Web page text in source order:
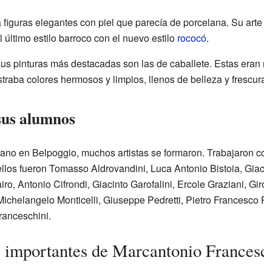
elegantes con piel que parecía de porcelana. Su
estilo barroco con el nuevo estilo rococó.
pinturas más destacadas son las de caballete. Estas
colores hermosos y limpios, llenos de belleza y
alumnos
en Belpoggio, muchos artistas se formaron. Trabajaron
fueron Tomasso Aldrovandini, Luca Antonio Bistoia,
Antonio Cifrondi, Giacinto Garofalini, Ercole Graziani,
Monticelli, Giuseppe Pedretti, Pietro Francesco
importantes de Marcantonio